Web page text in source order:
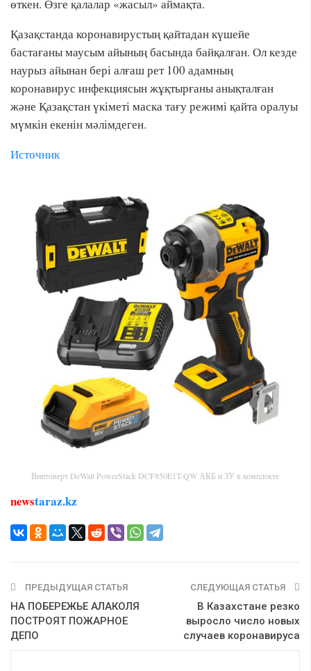
өткен. Өзге қалалар «жасыл» аймақта.
Қазақстанда коронавирустың қайтадан күшейе
бастағаны маусым айының басында байқалған. Ол кезде
наурыз айынан бері алғаш рет 100 адамның
коронавирус инфекциясын жұқтырғаны анықталған
және Қазақстан үкіметі маска тағу режимі қайта оралуы
мүмкін екенін мәлімдеген.
Источник
Винтоверт DeWalt PowerStack DCF850E1T-QW АКБ и ЗУ в комплекте
newstaraz.kz
ПРЕДЫДУЩАЯ СТАТЬЯ
НА ПОБЕРЕЖЬЕ АЛАКОЛЯ
ПОСТРОЯТ ПОЖАРНОЕ
ДЕПО
СЛЕДУЮЩАЯ СТАТЬЯ
В Казахстане резко
выросло число новых
случаев коронавируса